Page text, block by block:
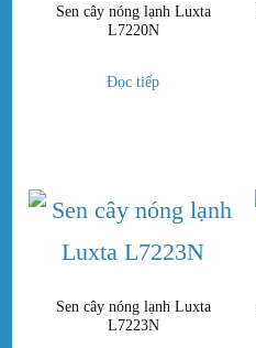
Sen cây nóng lạnh Luxta
L7220N
Đọc tiếp
Sen cây nóng lạnh Luxta
L7223N